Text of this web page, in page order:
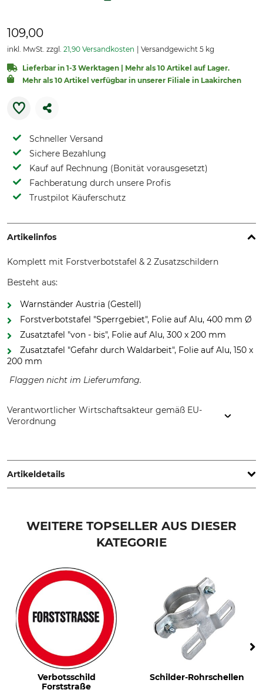
109,00
inkl. MwSt. zzgl. 21,90 Versandkosten Versandgewicht 5 kg
Lieferbar in 1-3 Werktagen | Mehr als 10 Artikel auf Lager.
Mehr als 10 Artikel verfügbar in unserer Filiale in Laakirchen
Schneller Versand
Sichere Bezahlung
Kauf auf Rechnung (Bonität vorausgesetzt)
Fachberatung durch unsere Profis
Trustpilot Käuferschutz
Artikelinfos
Komplett mit Forstverbotstafel & 2 Zusatzschildern
Besteht aus:
Warnständer Austria (Gestell)
Forstverbotstafel "Sperrgebiet", Folie auf Alu, 400 mm Ø
Zusatztafel "von - bis", Folie auf Alu, 300 x 200 mm
Zusatztafel "Gefahr durch Waldarbeit", Folie auf Alu, 150 x
200 mm
Flaggen nicht im Lieferumfang.
Verantwortlicher Wirtschaftsakteur gemäß EU-
Verordnung
Austria, www.grube.at
Artikeldetails
WEITERE TOPSELLER AUS DIESER
KATEGORIE
Verbotsschild
Forststraße
Schilder-Rohrschellen